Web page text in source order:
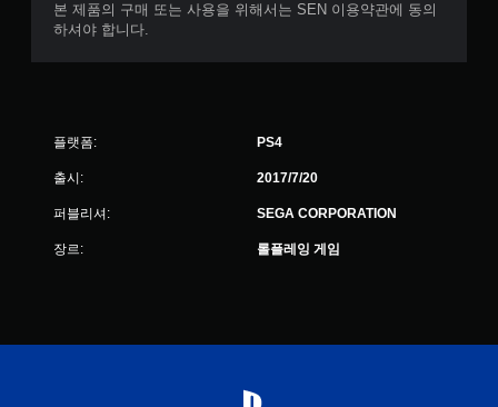
본 제품의 구매 또는 사용을 위해서는 SEN 이용약관에 동의
하셔야 합니다.
플랫폼: PS4
출시: 2017/7/20
퍼블리셔: SEGA CORPORATION
장르: 롤플레잉 게임